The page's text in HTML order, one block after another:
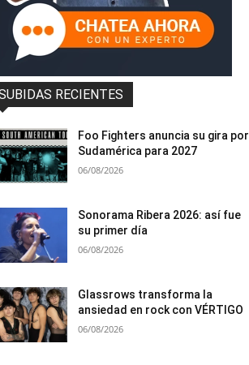
RECIENTES
Foo Fighters anuncia su gira por
Sudamérica para 2027
06/08/2026
Sonorama Ribera 2026: así fue
su primer día
06/08/2026
Glassrows transforma la
ansiedad en rock con VÉRTIGO
06/08/2026